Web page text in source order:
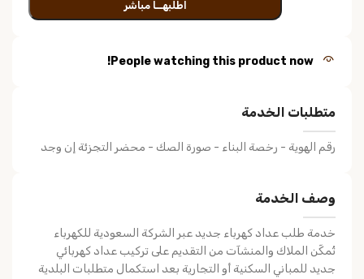
اطلبهــا مباشر
People watching this product now!
متطلبات الخدمة
رقم الهوية - رخصة البناء - صورة الصك - محضر التجزئة إن وجد
وصف الخدمة
خدمة طلب عداد كهرباء جديد عبر الشركة السعودية للكهرباء
تُمكّن الملاك والمنشآت من التقديم على تركيب عداد كهربائي
جديد للمباني السكنية أو التجارية بعد استكمال متطلبات البلدية